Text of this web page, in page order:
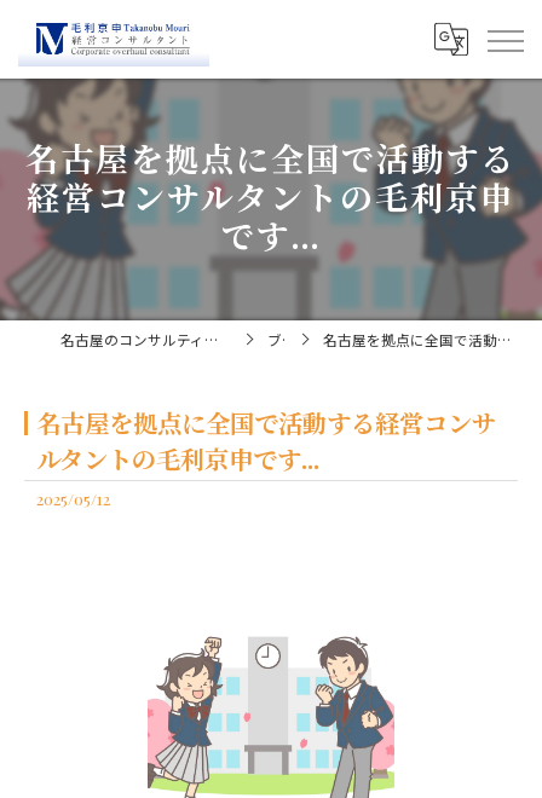
名古屋を拠点に全国で活動する
経営コンサルタントの毛利京申
です...
名古屋のコンサルティングなら経営コンサルタント毛利京申 ブログ 名古屋を拠点に全国で活動する経営コンサルタントの毛利京申です...
名古屋を拠点に全国で活動する経営コンサ
ルタントの毛利京申です...
2025/05/12